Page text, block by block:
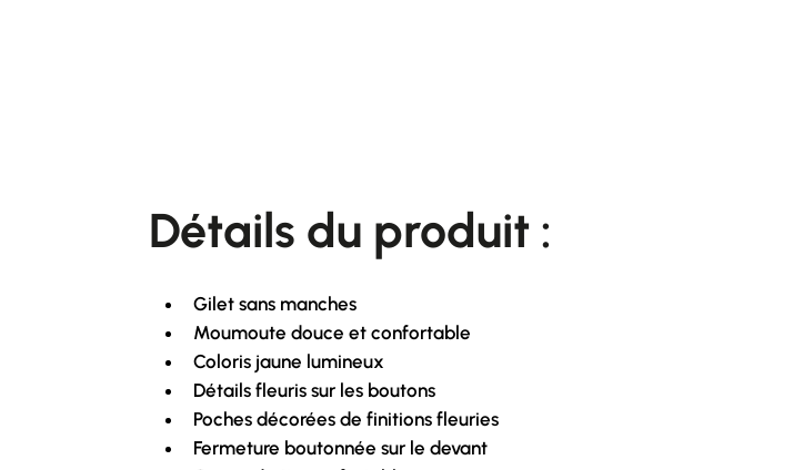
Détails du produit :
Gilet sans manches
Moumoute douce et confortable
Coloris jaune lumineux
Détails fleuris sur les boutons
Poches décorées de finitions fleuries
Fermeture boutonnée sur le devant